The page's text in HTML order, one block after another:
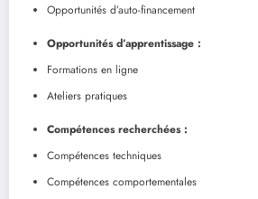
Opportunités d’auto-financement
Opportunités d’apprentissage :
Formations en ligne
Ateliers pratiques
Compétences recherchées :
Compétences techniques
Compétences comportementales